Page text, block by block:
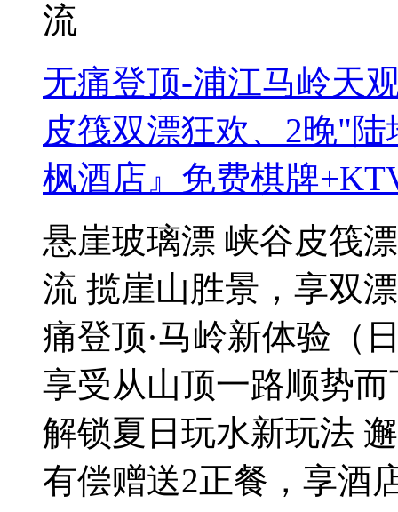
流
无痛登顶-浦江马岭天
皮筏双漂狂欢、2晚"
枫酒店』免费棋牌
悬崖玻璃漂 峡谷皮筏
流 揽崖山胜景，享双
痛登顶·马岭新体验（
享受从山顶一路顺势
解锁夏日玩水新玩法
有偿赠送2正餐，享酒